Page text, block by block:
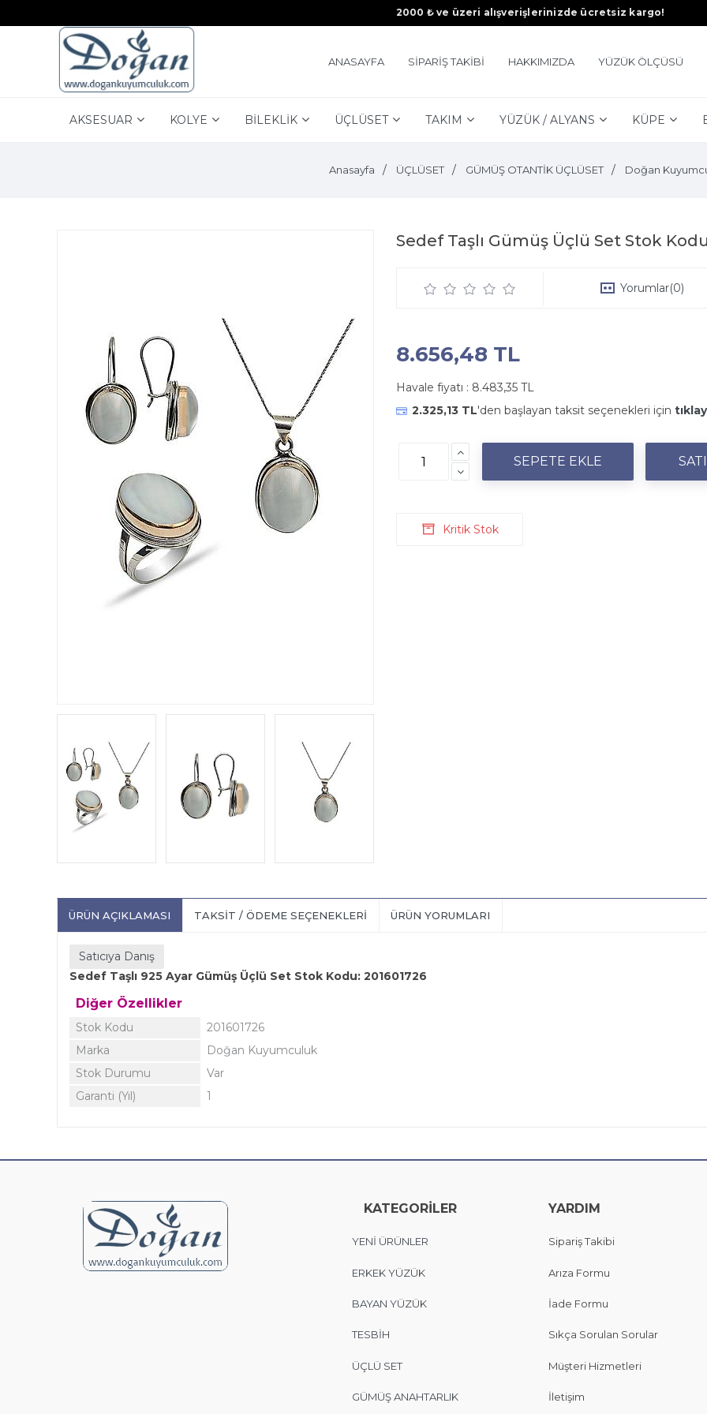
2000 ₺ ve üzeri alışverişlerinizde ücretsiz kargo!
ANASAYFA SİPARİŞ TAKİBİ HAKKIMIZDA YÜZÜK ÖLÇÜSÜ
AKSESUAR KOLYE BİLEKLİK ÜÇLÜSET TAKIM YÜZÜK / ALYANS KÜPE
Anasayfa ÜÇLÜSET GÜMÜŞ OTANTİK ÜÇLÜSET Doğan
Sedef Taşlı Gümüş Üçlü Set Stok
Yorumlar(0)
8.656,48 TL
Havale fiyatı : 8.483,35 TL
2.325,13 TL'den başlayan taksit seçenekleri için
ÜRÜN AÇIKLAMASI TAKSIT / ÖDEME SEÇENEKLERI ÜRÜN YORUMLARI
Satıcıya Danış
Sedef Taşlı 925 Ayar Gümüş Üçlü Set Stok Kodu: 201601726
Diğer Özellikler
Stok Kodu
201601726
Marka
Doğan Kuyumculuk
Stok Durumu
Var
Garanti (Yıl)
1
KATEGORİLER
YENİ ÜRÜNLER
ERKEK YÜZÜK
BAYAN YÜZÜK
TESBİH
ÜÇLÜ SET
GÜMÜŞ ANAHTARLIK
YARDIM
Sipariş Takibi
Arıza Formu
İade Formu
Sıkça Sorulan Sorular
Müşteri Hizmetleri
İletişim